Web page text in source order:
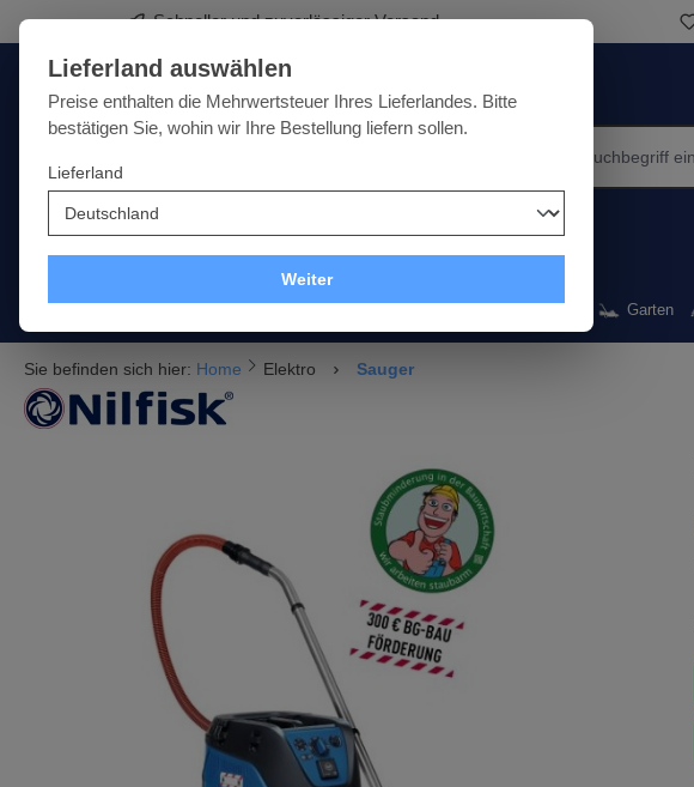
Zur Hauptnavigation springen
Schneller und zuverlässiger Versand
Lieferland: Deutschland
Qualität · Vielfalt · Kompetenz - alles unter einem Dach
Garten
Sie befinden sich hier: Home Elektro Sauger
Lieferland auswählen
Preise enthalten die Mehrwertsteuer Ihres Lieferlandes. Bitte
bestätigen Sie, wohin wir Ihre Bestellung liefern sollen.
Lieferland
Weiter